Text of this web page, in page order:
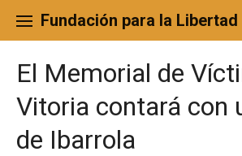
content
Fundación para la Libertad
El Memorial de
Vitoria contará con
de Ibarrola